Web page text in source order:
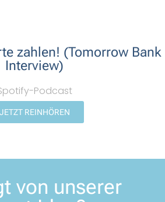
zahlen! (Tomorrow Bank
Interview)
Podcast
JETZT REINHÖREN
von unserer